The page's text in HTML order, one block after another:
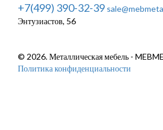
+7(499) 390-32-39
Энтузиастов, 56
© 2026. Металлическая мебель -
Политика конфиденциальности